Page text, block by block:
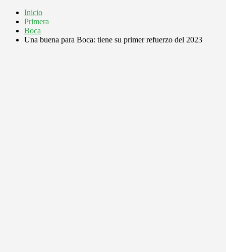
Inicio
Primera
Boca
Una buena para Boca: tiene su primer refuerzo del 2023